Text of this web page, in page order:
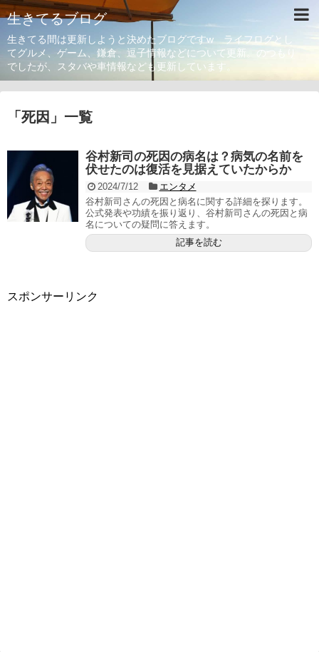
生きてるブログ
生きてる間は更新しようと決めたブログですw ライフログとし
てグルメ、ゲーム、鎌倉、逗子情報などについて更新。のつもり
でしたが、スタバや車情報なども更新しています。
「 死因 」 一覧
谷村新司の死因の病名は？病気の名前を
伏せたのは復活を見据えていたからか
2024/7/12
エンタメ
谷村新司さんの死因と病名に関する詳細を探ります。
公式発表や功績を振り返り、谷村新司さんの死因と病
名についての疑問に答えます。
記事を読む
スポンサーリンク